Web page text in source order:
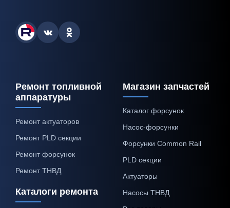
Ремонт топливной
аппаратуры
Ремонт актуаторов
Ремонт PLD секции
Ремонт форсунок
Ремонт ТНВД
Каталоги ремонта
Магазин запчастей
Каталог форсунок
Насос-форсунки
Форсунки Common Rail
PLD секции
Актуаторы
Насосы ТНВД